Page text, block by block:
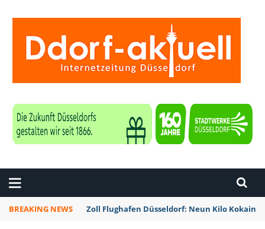
BREAKING NEWS Zoll Flughafen Düsseldorf: Neun Kilo Kokain